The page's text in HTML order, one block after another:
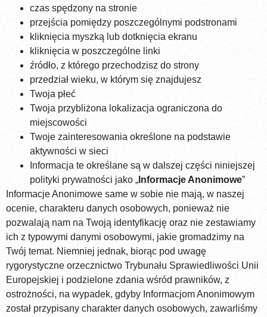
czas spędzony na stronie
przejścia pomiędzy poszczególnymi podstronami
kliknięcia myszką lub dotknięcia ekranu
kliknięcia w poszczególne linki
źródło, z którego przechodzisz do strony
przedział wieku, w którym się znajdujesz
Twoja płeć
Twoja przybliżona lokalizacja ograniczona do
miejscowości
Twoje zainteresowania określone na podstawie
aktywności w sieci
Informacja te określane są w dalszej części niniejszej
polityki prywatności jako „ Informacje Anonimowe”
Informacje Anonimowe same w sobie nie mają, w naszej
ocenie, charakteru danych osobowych, ponieważ nie
pozwalają nam na Twoją identyfikację oraz nie zestawiamy
ich z typowymi danymi osobowymi, jakie gromadzimy na
Twój temat. Niemniej jednak, biorąc pod uwagę
rygorystyczne orzecznictwo Trybunału Sprawiedliwości Unii
Europejskiej i podzielone zdania wśród prawników, z
ostrożności, na wypadek, gdyby Informacjom Anonimowym
został przypisany charakter danych osobowych, zawarliśmy